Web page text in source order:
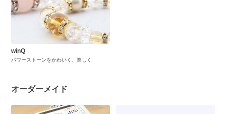
winQ
パワーストーンをかわいく、楽しく
オーダーメイド